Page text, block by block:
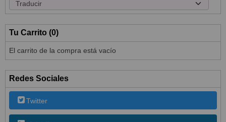
Tu Carrito (0)
El carrito de la compra está vacío
Redes Sociales
Twitter